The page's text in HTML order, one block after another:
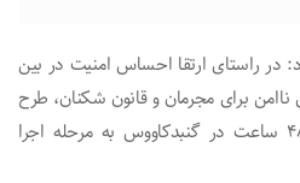
در راستای ارتقا احساس امنیت در بین
برای مجرمان و قانون شکنان، طرح
ارتقای امنیت محله محور طی ۴۸ ساعت در گنبدکاووس به مرحله اجرا